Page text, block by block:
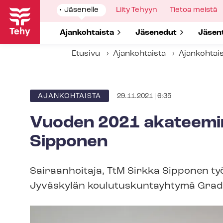
Hyppää
pääsisältöön
Show
submenu
Jäsenelle
Show submenu for
Ajankohtaista Show submenu for
Jäsenedut Show
Show
Liity Tehyyn
Show
Tietoa meistä
Etusivu Ajankohtaista
ARTIKKELIN
AJANKOHTAISTA 29.11.2021 | 6:35
Vuoden 2021
Sipponen
Sairaanhoitaja, TtM Sirkka Sipponen
Jyväskylän kou­lu­tus­kun­tayh­ty­mä